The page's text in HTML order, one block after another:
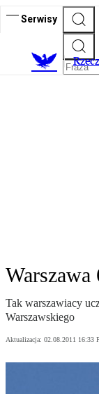
Serwisy
R
Warszawa
Tak warszawiacy
Warszawskiego
Aktualizacja: 02.08.2011 16:33